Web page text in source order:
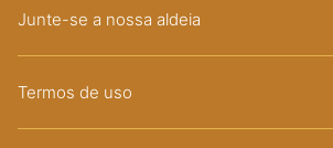
Junte-se a nossa aldeia
Termos de uso